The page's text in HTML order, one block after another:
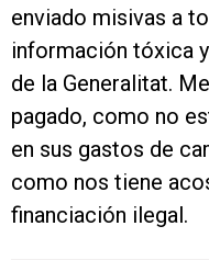
enviado misivas a
información tóxica
de la Generalitat.
pagado, como no
en sus gastos de
como nos tiene
financiación ilegal.